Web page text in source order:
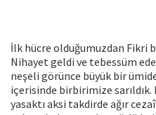
İlk hücre olduğumuzdan Fikri
Nihayet geldi ve tebessüm
neşeli görünce büyük bir
içerisinde birbirimize
yasaktı aksi takdirde ağır